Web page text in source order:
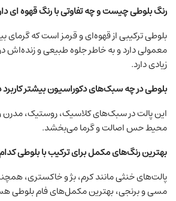
رنگ بلوطی چیست و چه تفاوتی با رنگ قهوه ‌ای
بلوطی ترکیبی از قهوه‌ای و قرمز است که
معمولی دارد و به‌ خاطر جلوه طبیعی و زنده‌اش
زیادی دارد.
بلوطی در چه سبک‌های دکوراسیون بیشتر کاربرد
این پالت در سبک‌های کلاسیک، روستیک، مدرن و
محیط حس اصالت و گرما می‌بخشد.
بهترین رنگ‌های مکمل برای ترکیب با بلوطی
پالت‌های خنثی مانند کرم، بژ و خاکستری،
مسی و برنجی، بهترین مکمل‌های فام بلوطی